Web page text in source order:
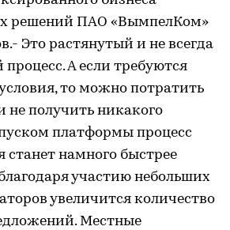
решений ПАО «ВымпелКом»
Это растянутый и не всегда
А если требуются
то можно потратить
не получить никакого
платформы процесс
станет намного быстрее
участию небольших
увеличится количество
Местные